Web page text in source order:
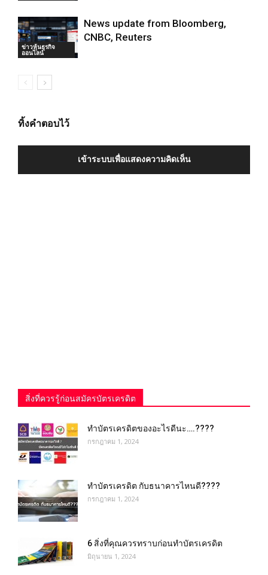
ข่าวหุ้นธุรกิจ
ออนไลน์
News update from Bloomberg,
CNBC, Reuters
ทิ้งคำตอบไว้
เข้าระบบเพื่อแสดงความคิดเห็น
สิ่งที่ควรรู้ก่อนสมัครบัตรเครดิต
ทําบัตรเครดิตของอะไรดีนะ….????
กรกฎาคม 1, 2024
ทำบัตรเครดิต กับธนาคารไหนดี????
กรกฎาคม 1, 2024
6 สิ่งที่คุณควรทราบก่อนทำบัตรเครดิต
มิถุนายน 1, 2024